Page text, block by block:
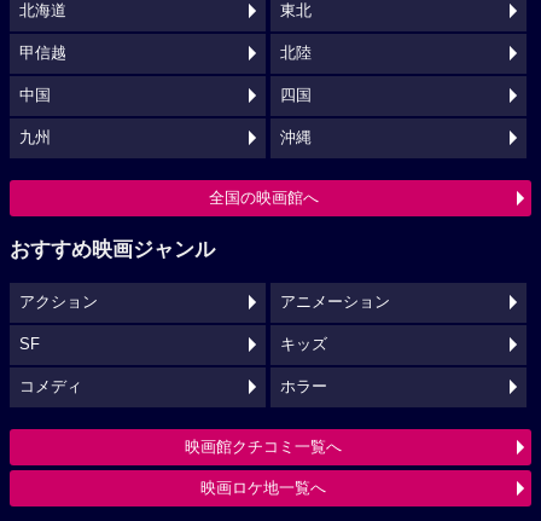
北海道 東北
甲信越 北陸
中国 四国
九州 沖縄
全国の映画館へ
おすすめ映画ジャンル
アクション アニメーション
SF キッズ
コメディ ホラー
映画館クチコミ一覧へ
映画ロケ地一覧へ